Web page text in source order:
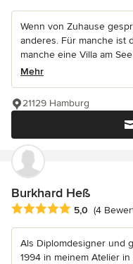
Wenn von Zuhause
anderes. Für manche ist
manche eine Villa am
Mehr
21129 Hamburg
Burkhard Heß
Durchschnittliche
5,0 (4
Als Diplomdesigner und
1994 in meinem Atelier